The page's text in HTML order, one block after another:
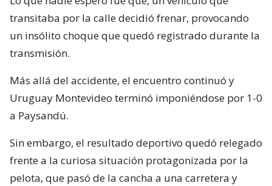
transitaba por la calle decidió frenar, provocando
un insólito choque que quedó registrado durante la
transmisión.
Más allá del accidente, el encuentro continuó y
Uruguay Montevideo terminó imponiéndose por 1-0
a Paysandú.
Sin embargo, el resultado deportivo quedó relegado
frente a la curiosa situación protagonizada por la
pelota, que pasó de la cancha a una carretera y